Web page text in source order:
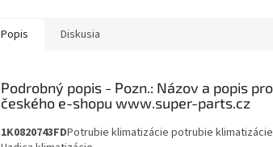
Popis Diskusia
Podrobný popis
1K0820743FDPotrubie klimatizácie potrubie klimatizácie